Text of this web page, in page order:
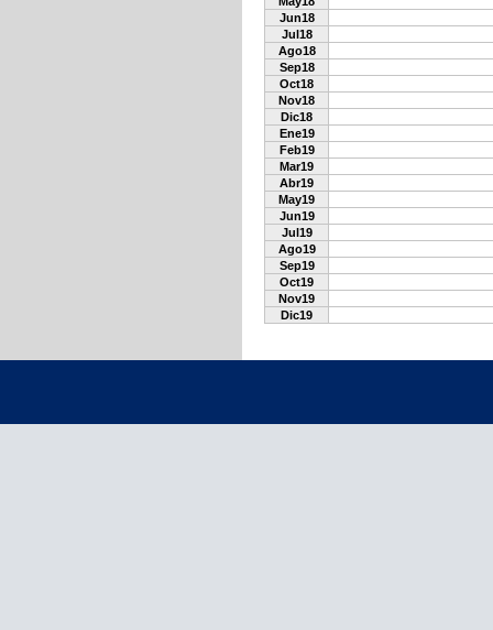
Jun18
Jul18
Ago18
Sep18
Oct18
Nov18
Dic18
Ene19
Feb19
Mar19
Abr19
May19
Jun19
Jul19
Ago19
Sep19
Oct19
Nov19
Dic19